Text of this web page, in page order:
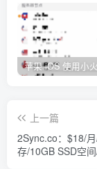
上一篇
2Sync.co：$18/
存/10GB SSD空